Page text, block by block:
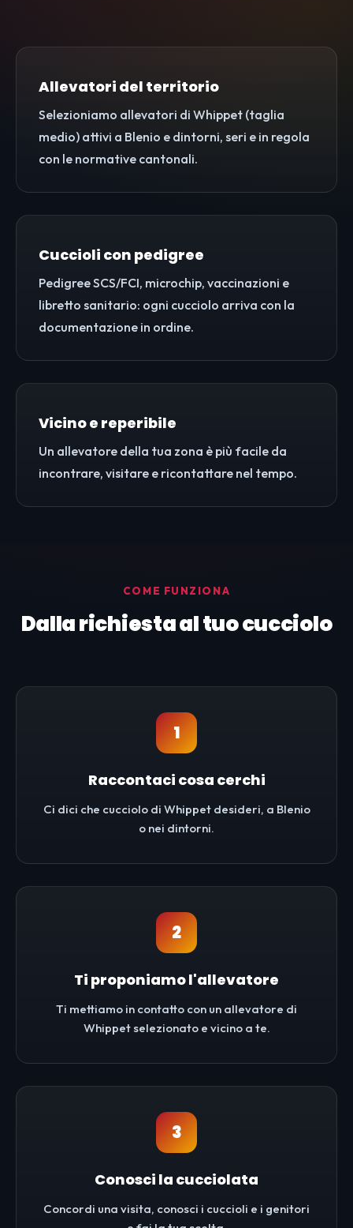
Allevatori del territorio
Selezioniamo allevatori di Whippet (taglia
medio) attivi a Blenio e dintorni, seri e in regola
con le normative cantonali.
Cuccioli con pedigree
Pedigree SCS/FCI, microchip, vaccinazioni e
libretto sanitario: ogni cucciolo arriva con la
documentazione in ordine.
Vicino e reperibile
Un allevatore della tua zona è più facile da
incontrare, visitare e ricontattare nel tempo.
COME FUNZIONA
Dalla richiesta al tuo cucciolo
1
Raccontaci cosa cerchi
Ci dici che cucciolo di Whippet desideri, a Blenio
o nei dintorni.
2
Ti proponiamo l'allevatore
Ti mettiamo in contatto con un allevatore di
Whippet selezionato e vicino a te.
3
Conosci la cucciolata
Concordi una visita, conosci i cuccioli e i genitori